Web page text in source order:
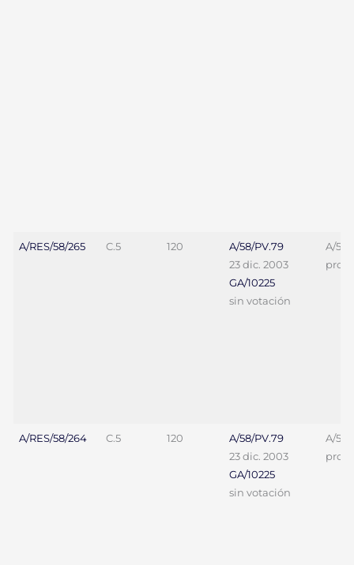
A/RES/58/265 C.5 120
A/58/PV.79
23 dic. 2003
GA/10225
sin votación
A/58/
proy.
A/RES/58/264 C.5 120
A/58/PV.79
23 dic. 2003
GA/10225
sin votación
A/58/
proy.